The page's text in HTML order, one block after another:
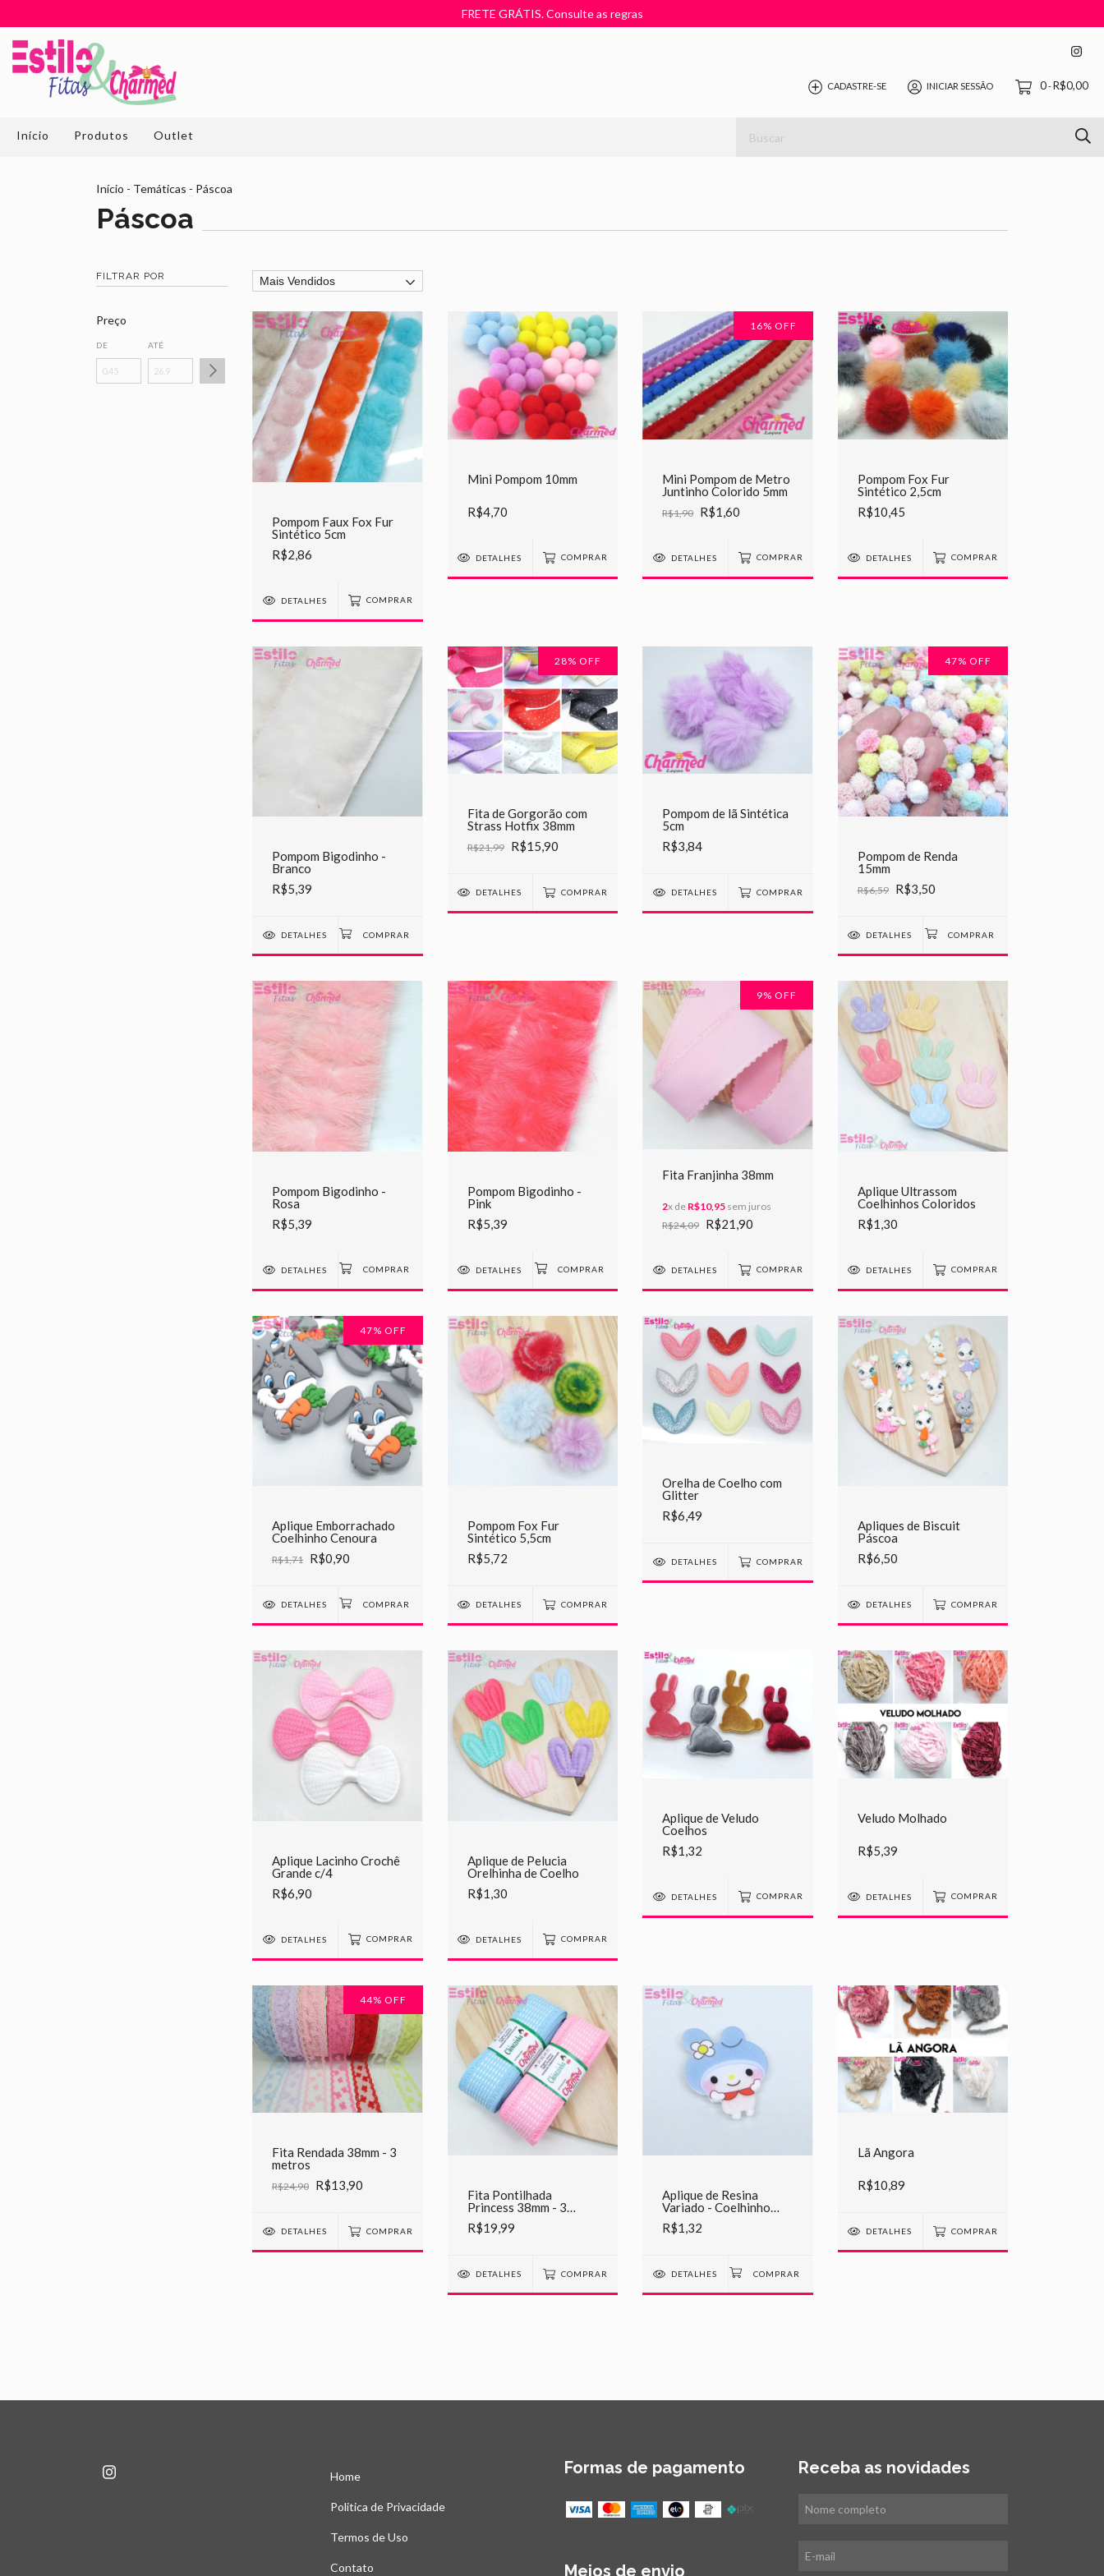
FRETE GRÁTIS. Consulte as regras
CADASTRE-SE INICIAR SESSÃO 0-R$0,00
Início Produtos Outlet
Início - Temáticas - Páscoa
Páscoa
FILTRAR POR
Preço
DE ATÉ
Pompom Faux Fox Fur
Sintético 5cm
R$2,86
DETALHES COMPRAR
Mini Pompom 10mm
R$4,70
DETALHES COMPRAR
16% OFF
Mini Pompom de Metro
Juntinho Colorido 5mm
R$1,90 R$1,60
DETALHES COMPRAR
Pompom Fox Fur
Sintético 2,5cm
R$10,45
DETALHES COMPRAR
Pompom Bigodinho -
Branco
R$5,39
DETALHES
28% OFF
Fita de Gorgorão com
Strass Hotfix 38mm
R$21,99 R$15,90
DETALHES COMPRAR
Pompom de lã Sintética
5cm
R$3,84
DETALHES COMPRAR
47% OFF
Pompom de Renda
15mm
R$6,59 R$3,50
DETALHES
Pompom Bigodinho -
Rosa
R$5,39
DETALHES
Pompom Bigodinho -
Pink
R$5,39
DETALHES
9% OFF
Fita Franjinha 38mm
2x de R$10,95 sem juros
R$24,09 R$21,90
DETALHES COMPRAR
Aplique Ultrassom
Coelhinhos Coloridos
R$1,30
DETALHES COMPRAR
47% OFF
Aplique Emborrachado
Coelhinho Cenoura
R$1,71 R$0,90
DETALHES
Pompom Fox Fur
Sintético 5,5cm
R$5,72
DETALHES COMPRAR
Orelha de Coelho com
Glitter
R$6,49
DETALHES COMPRAR
Apliques de Biscuit
Páscoa
R$6,50
DETALHES COMPRAR
Aplique Lacinho Crochê
Grande c/4
R$6,90
DETALHES COMPRAR
Aplique de Pelucia
Orelhinha de Coelho
R$1,30
DETALHES COMPRAR
Aplique de Veludo
Coelhos
R$1,32
DETALHES COMPRAR
Veludo Molhado
R$5,39
DETALHES COMPRAR
44% OFF
Fita Rendada 38mm - 3
metros
R$24,90 R$13,90
DETALHES COMPRAR
Fita Pontilhada
Princess 38mm - 3
metros
R$19,99
DETALHES COMPRAR
Aplique de Resina
Variado - Coelhinho
Florzinha
R$1,32
DETALHES
Lã Angora
R$10,89
DETALHES COMPRAR
Home
Politica de Privacidade
Termos de Uso
Contato
Formas de pagamento
Meios de envio
Receba as novidades